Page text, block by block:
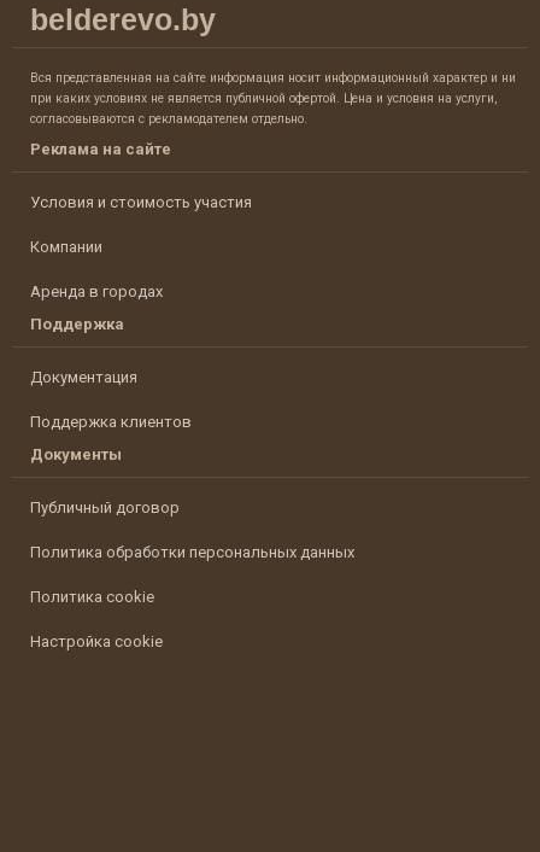
belderevo.by
Вся представленная на сайте информация носит информационный характер и ни
при каких условиях не является публичной офертой. Цена и условия на услуги,
согласовываются с рекламодателем отдельно.
Реклама на сайте
Условия и стоимость участия
Компании
Аренда в городах
Поддержка
Документация
Поддержка клиентов
Документы
Публичный договор
Политика обработки персональных данных
Политика cookie
Настройка cookie